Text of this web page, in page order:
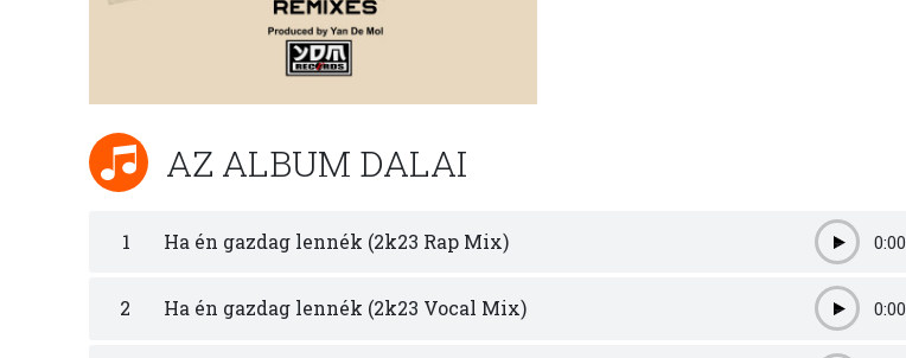
AZ ALBUM DALAI
1 Ha én gazdag lennék (2k23 Rap Mix) Play0:00
2 Ha én gazdag lennék (2k23 Vocal Mix) Play0:00